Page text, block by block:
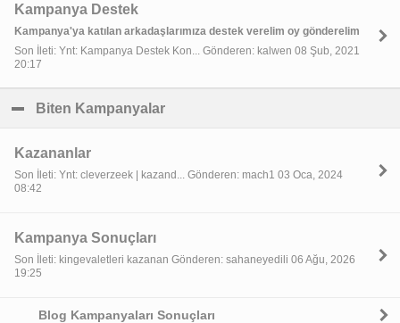
Kampanya Destek
Kampanya'ya katılan arkadaşlarımıza destek verelim oy gönderelim
Son İleti: Ynt: Kampanya Destek Kon... Gönderen: kalwen 08 Şub, 2021
20:17
Biten Kampanyalar
Kazananlar
Son İleti: Ynt: cleverzeek | kazand... Gönderen: mach1 03 Oca, 2024
08:42
Kampanya Sonuçları
Son İleti: kingevaletleri kazanan Gönderen: sahaneyedili 06 Ağu, 2026
19:25
Blog Kampanyaları Sonuçları